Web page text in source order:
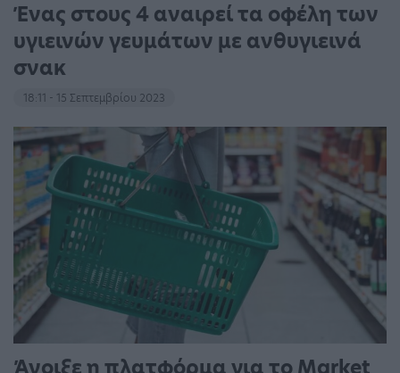
Ένας στους 4 αναιρεί τα οφέλη των
υγιεινών γευμάτων με ανθυγιεινά
σνακ
18:11 - 15 Σεπτεμβρίου 2023